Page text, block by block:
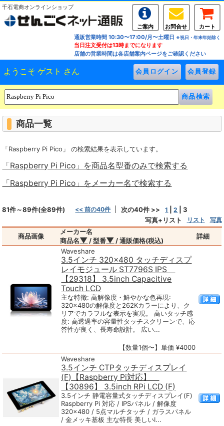
千石電商オンラインショップ
ご案内 お問合せ
カート
通販営業時間 10:30〜17:00/月〜土曜日 ※祝日・年末年始除く
当日注文受付は13時までになります
店舗の営業時間は各店舗案内ページをご確認ください
ようこそ ゲスト さん
商品一覧
「Raspberry Pi Pico」 の検索結果を表示しています。
「Raspberry Pi Pico」を商品名型番のみで検索する
「Raspberry Pi Pico」をメーカー名で検索する
81件～89件(全89件) << 前の40件 次の40件 >> 1 |2 |3
写真+リスト
リスト 写真
商品画像
メーカー名
商品名▼ / 型番▼ / 通販価格(税込)
詳細
Waveshare
3.5インチ 320×480 タッチディスプ
レイモジュール ST7796S IPS
【29318】 3.5inch Capacitive
Touch LCD
主な特徴: 高解像度・鮮やかな色再現:
320×480の解像度と262Kカラーにより、ク
リアでカラフルな表示を実現。 高いタッチ感
度: 高透過率の容量性タッチスクリーンで、応
答性が良く、長寿命設計。 広い...
【数量1個〜】単価 ¥4000
Waveshare
3.5インチ CTPタッチディスプレイ
(F)【Raspberry Pi対応】
【30896】 3.5inch RPi LCD (F)
3.5インチ 静電容量式タッチディスプレイ(F)
Raspberry Pi 対応 / IPSパネル / 解像度
320×480 / 5点マルチタッチ / ガラスパネル
/ 金メッキ基板 主な特長 美しいI...